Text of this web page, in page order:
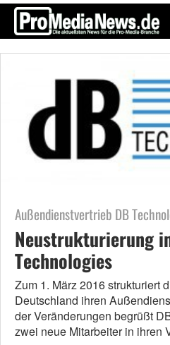
Außendienstvertrieb DB
Neustrukturierung
Technologies
Zum 1. März 2016 strukturiert
Deutschland ihren
der Veränderungen begrüßt
zwei neue Mitarbeiter in ihren